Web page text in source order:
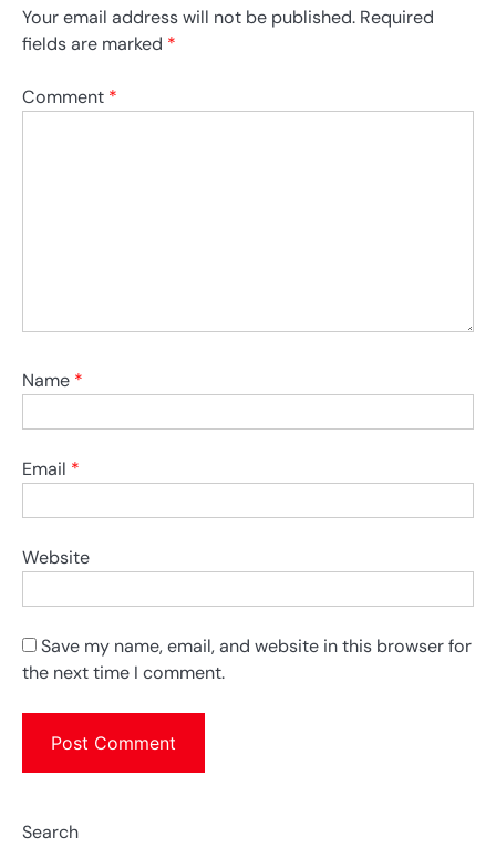
Your email address will not be published. Required
fields are marked *
Comment *
Name *
Email *
Website
Save my name, email, and website in this browser for
the next time I comment.
Search